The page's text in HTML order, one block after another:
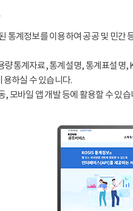
통계정보를 이용하여 공공 및 민
통계자료, 통계설명, 통계표설
하실 수 있습니다.
모바일 앱 개발 등에 활용할 수 있습